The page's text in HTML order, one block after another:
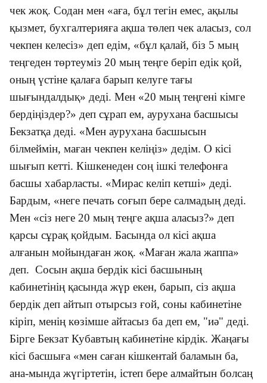
чек жоқ. Содан мен «аға, бұл тегін емес, ақылы
қызмет, бухгалтерияға ақша төлеп чек аласыз, сол
чекпен келесіз» деп едім, «бұл қалай, біз 5 мың
теңгеден төртеуміз 20 мың теңге беріп едік қой,
оның үстіне қалаға барып келуге тағы
шығындалдық» деді. Мен «20 мың теңгені кімге
бердіңіздер?» деп сұрап ем, аурухана басшысы
Бекзатқа деді. «Мен аурухана басшысын
білмеймін, маған чекпен келіңіз» дедім. О кісі
шығып кетті. Кішкенеден соң ішкі телефонға
басшы хабарласты. «Мирас келіп кетші» деді.
Бардым, «неге печать соғып бере салмадың деді.
Мен «сіз неге 20 мың теңге ақша аласыз?» деп
қарсы сұрақ қойдым. Басында ол кісі ақша
алғанын мойындаған жоқ. «Маған жала жаппа»
деп. Сосын ақша бердік кісі басшының
кабинетінің қасында жүр екен, барып, сіз ақша
бердік деп айтып отырсыз ғой, соны кабинетіне
кіріп, менің көзімше айтасыз ба деп ем, "иә" деді.
Бірге Бекзат Кубавтың кабинетіне кірдік. Жаңағы
кісі басшыға «мен саған кішкентай баламын ба,
ана-мында жүгіртетін, істеп бере алмайтын болсаң